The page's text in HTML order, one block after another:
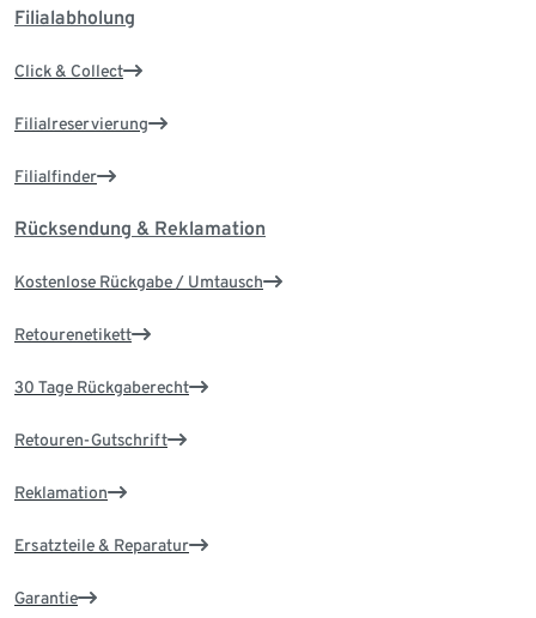
Filialabholung
Click & Collect
Filialreservierung
Filialfinder
Rücksendung & Reklamation
Kostenlose Rückgabe / Umtausch
Retourenetikett
30 Tage Rückgaberecht
Retouren-Gutschrift
Reklamation
Ersatzteile & Reparatur
Garantie